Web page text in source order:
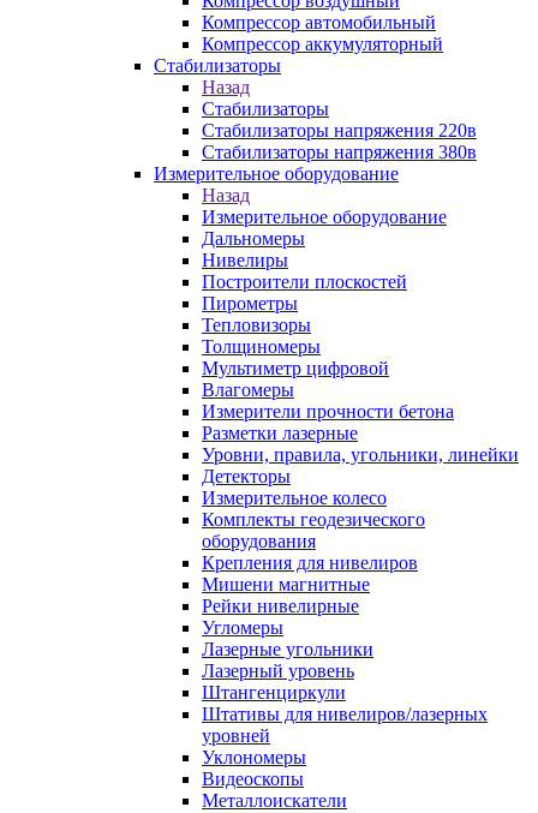
Компрессор автомобильный
Компрессор аккумуляторный
Стабилизаторы
Назад
Стабилизаторы
Стабилизаторы напряжения 220в
Стабилизаторы напряжения 380в
Измерительное оборудование
Назад
Измерительное оборудование
Дальномеры
Нивелиры
Построители плоскостей
Пирометры
Тепловизоры
Толщиномеры
Мультиметр цифровой
Влагомеры
Измерители прочности бетона
Разметки лазерные
Уровни, правила, угольники, линейки
Детекторы
Измерительное колесо
Комплекты геодезического
оборудования
Крепления для нивелиров
Мишени магнитные
Рейки нивелирные
Угломеры
Лазерные угольники
Лазерный уровень
Штангенциркули
Штативы для нивелиров/лазерных
уровней
Уклономеры
Видеоскопы
Металлоискатели